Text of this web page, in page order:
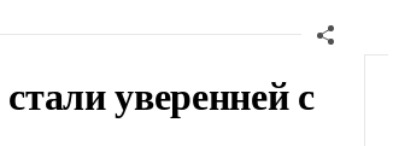
уверенней с